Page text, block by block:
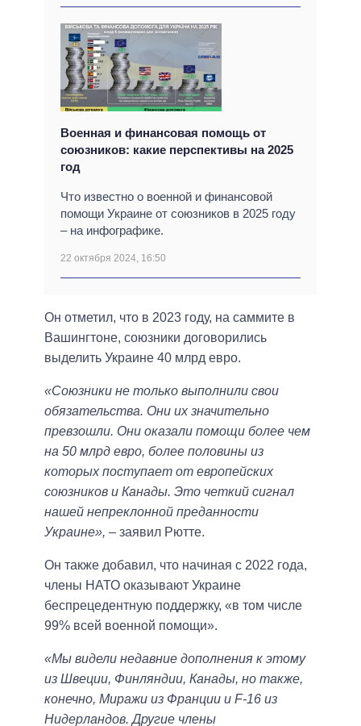
Военная и финансовая помощь от
союзников: какие перспективы на 2025
год
Что известно о военной и финансовой
помощи Украине от союзников в 2025 году
– на инфографике.
22 октября 2024, 16:50
Он отметил, что в 2023 году, на саммите в
Вашингтоне, союзники договорились
выделить Украине 40 млрд евро.
«Союзники не только выполнили свои
обязательства. Они их значительно
превзошли. Они оказали помощи более чем
на 50 млрд евро, более половины из
которых поступает от европейских
союзников и Канады. Это четкий сигнал
нашей непреклонной преданности
Украине», – заявил Рютте.
Он также добавил, что начиная с 2022 года,
члены НАТО оказывают Украине
беспрецедентную поддержку, «в том числе
99% всей военной помощи».
«Мы видели недавние дополнения к этому
из Швеции, Финляндии, Канады, но также,
конечно, Миражи из Франции и F-16 из
Нидерландов. Другие члены